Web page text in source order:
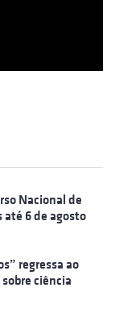
Nacional de
até 6 de agosto
regressa ao
ciência